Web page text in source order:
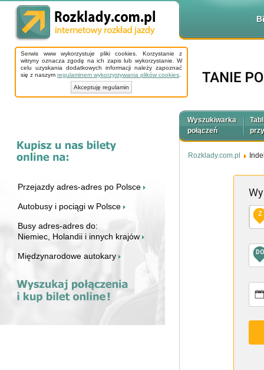
Serwis www wykorzystuje pliki cookies. Korzystanie z
witryny oznacza zgodę na ich zapis lub wykorzystanie. W
celu uzyskania dodatkowych informacji należy zapoznać
się z naszym regulaminem wykorzystywania plików cookies
Akceptuję regulamin
Przejazdy adres-adres po Polsce
Autobusy i pociągi w Polsce
Busy adres-adres do:
Niemiec, Holandii i innych krajów
Międzynarodowe autokary
Wyszukiwarka
połączeń
Rozklady.com.pl
Z
DO